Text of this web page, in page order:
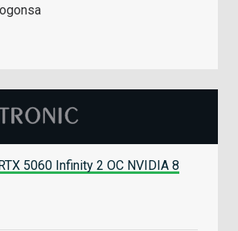
5060 Infinity 2 OC NVIDIA 8